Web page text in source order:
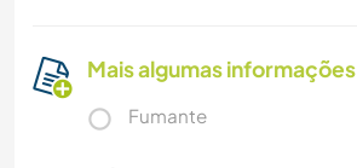
Mais algumas informações
Fumante